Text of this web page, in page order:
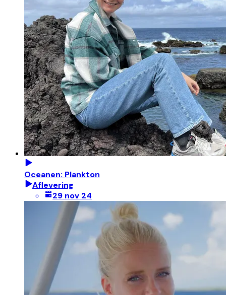
Oceanen: Plankton
Aflevering
29 nov 24